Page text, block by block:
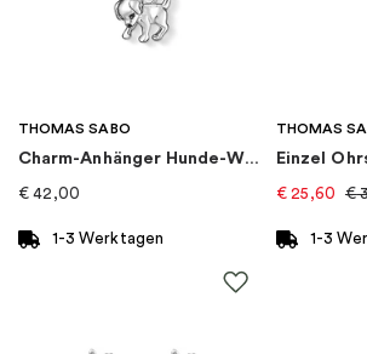
Kollektion:
THOMAS SABO
Charm-Anhänger Hunde-Welpe
€ 42,00
1-3 Werktagen
THOMAS
€ 25,60 €
1-3